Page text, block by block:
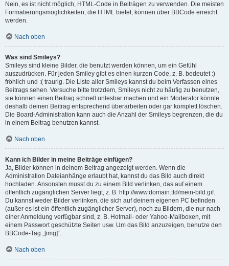
Nein, es ist nicht möglich, HTML-Code in Beiträgen zu verwenden. Die meisten
Formatierungsmöglichkeiten, die HTML bietet, können über BBCode erreicht
werden.
Nach oben
Was sind Smileys?
Smileys sind kleine Bilder, die benutzt werden können, um ein Gefühl
auszudrücken. Für jeden Smiley gibt es einen kurzen Code, z. B. bedeutet :)
fröhlich und :( traurig. Die Liste aller Smileys kannst du beim Verfassen eines
Beitrags sehen. Versuche bitte trotzdem, Smileys nicht zu häufig zu benutzen,
sie können einen Beitrag schnell unlesbar machen und ein Moderator könnte
deshalb deinen Beitrag entsprechend überarbeiten oder gar komplett löschen.
Die Board-Administration kann auch die Anzahl der Smileys begrenzen, die du
in einem Beitrag benutzen kannst.
Nach oben
Kann ich Bilder in meine Beiträge einfügen?
Ja, Bilder können in deinem Beitrag angezeigt werden. Wenn die
Administration Dateianhänge erlaubt hat, kannst du das Bild auch direkt
hochladen. Ansonsten musst du zu einem Bild verlinken, das auf einem
öffentlich zugänglichen Server liegt, z. B. http://www.domain.tld/mein-bild.gif.
Du kannst weder Bilder verlinken, die sich auf deinem eigenen PC befinden
(außer es ist ein öffentlich zugänglicher Server), noch zu Bildern, die nur nach
einer Anmeldung verfügbar sind, z. B. Hotmail- oder Yahoo-Mailboxen, mit
einem Passwort geschützte Seiten usw. Um das Bild anzuzeigen, benutze den
BBCode-Tag „[img]“.
Nach oben